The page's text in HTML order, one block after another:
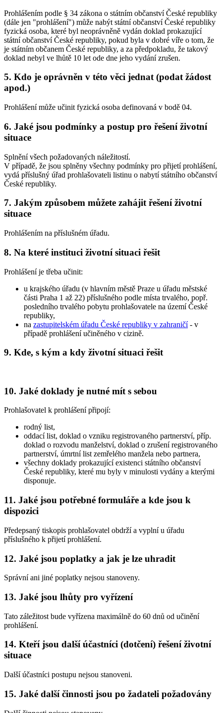
Prohlášením podle § 34 zákona o státním občanství České republiky
(dále jen "prohlášení") může nabýt státní občanství České republiky
fyzická osoba, které byl neoprávněně vydán doklad prokazující
státní občanství České republiky, pokud byla v dobré víře o tom, že
je státním občanem České republiky, a za předpokladu, že takový
doklad nebyl ve lhůtě 10 let ode dne jeho vydání zrušen.
5. Kdo je oprávněn v této věci jednat (podat žádost
apod.)
Prohlášení může učinit fyzická osoba definovaná v bodě 04.
6. Jaké jsou podmínky a postup pro řešení životní
situace
Splnění všech požadovaných náležitostí.
V případě, že jsou splněny všechny podmínky pro přijetí prohlášení,
vydá příslušný úřad prohlašovateli listinu o nabytí státního občanství
České republiky.
7. Jakým způsobem můžete zahájit řešení životní
situace
Prohlášením na příslušném úřadu.
8. Na které instituci životní situaci řešit
Prohlášení je třeba učinit:
u krajského úřadu (v hlavním městě Praze u úřadu městské
části Praha 1 až 22) příslušného podle místa trvalého, popř.
posledního trvalého pobytu prohlašovatele na území České
republiky,
na zastupitelském úřadu České republiky v zahraničí- v
případě prohlášení učiněného v cizině.
9. Kde, s kým a kdy životní situaci řešit
10. Jaké doklady je nutné mít s sebou
Prohlašovatel k prohlášení připojí:
rodný list,
oddací list, doklad o vzniku registrovaného partnerství, příp.
doklad o rozvodu manželství, doklad o zrušení registrovaného
partnerství, úmrtní list zemřelého manžela nebo partnera,
všechny doklady prokazující existenci státního občanství
České republiky, které mu byly v minulosti vydány a kterými
disponuje.
11. Jaké jsou potřebné formuláře a kde jsou k
dispozici
Předepsaný tiskopis prohlašovatel obdrží a vyplní u úřadu
příslušného k přijetí prohlášení.
12. Jaké jsou poplatky a jak je lze uhradit
Správní ani jiné poplatky nejsou stanoveny.
13. Jaké jsou lhůty pro vyřízení
Tato záležitost bude vyřízena maximálně do 60 dnů od učinění
prohlášení.
14. Kteří jsou další účastníci (dotčení) řešení životní
situace
Další účastníci postupu nejsou stanoveni.
15. Jaké další činnosti jsou po žadateli požadovány